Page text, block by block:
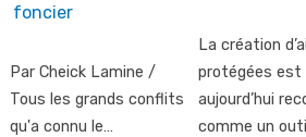
foncier
Par Cheick Lamine /
Tous les grands conflits
qu'a connu le…
La création
protégées est
aujourd’hui
comme un